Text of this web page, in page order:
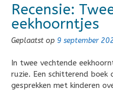
Recensie:
eekhoorntjes
Geplaatst op 9 september
In twee vechtende
ruzie. Een schitterend
gesprekken met kinderen